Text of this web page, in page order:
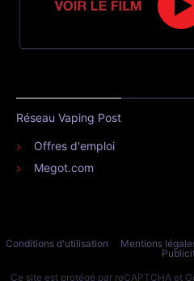
Réseau Vaping Post
Offres d'emploi
Megot.com
Conditions d'utilisation Mentions
Ce site est protégé par reCAPTCHA et